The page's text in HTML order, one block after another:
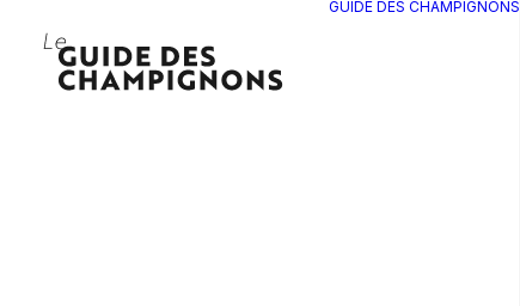
GUIDE DES CHAMPIGNONS